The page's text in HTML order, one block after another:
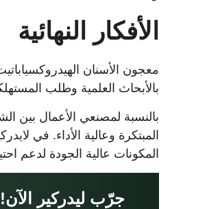
الأفكار النهائية
معجون الأسنان
بالأبحاث العلمية وطلب
بالنسبة لمصنعي الأعمال بين
المبتكرة وعالية الأداء. في
المكونات عالية الجودة لدعم
جرّب ليدركير الآن!